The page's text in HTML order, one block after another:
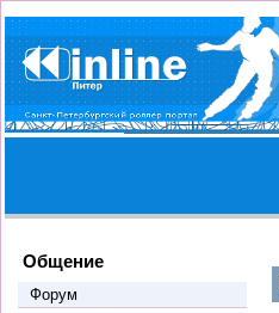
Общение
Форум